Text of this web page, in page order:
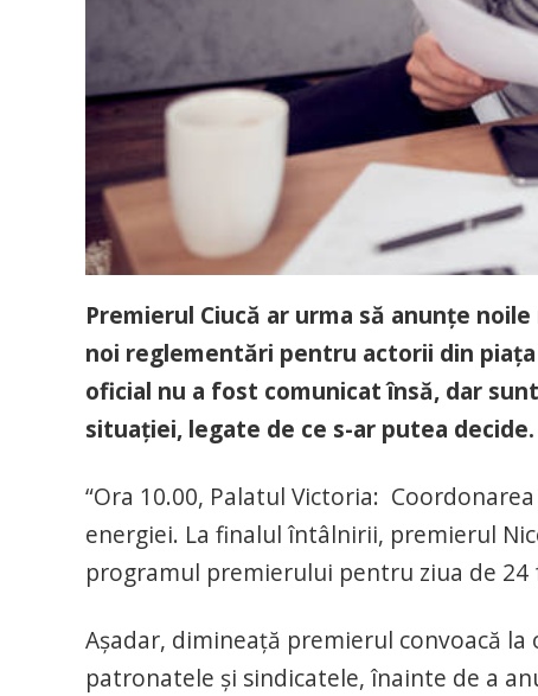
Premierul Ciucă ar urma să anunțe
noi reglementări pentru actorii din
oficial nu a fost comunicat însă, dar
situației, legate de ce s-ar putea decide.
“Ora 10.00, Palatul Victoria:
energiei. La finalul întâlnirii, premierul
programul premierului pentru ziua de
Așadar, dimineață premierul convoacă
patronatele și sindicatele, înainte de a